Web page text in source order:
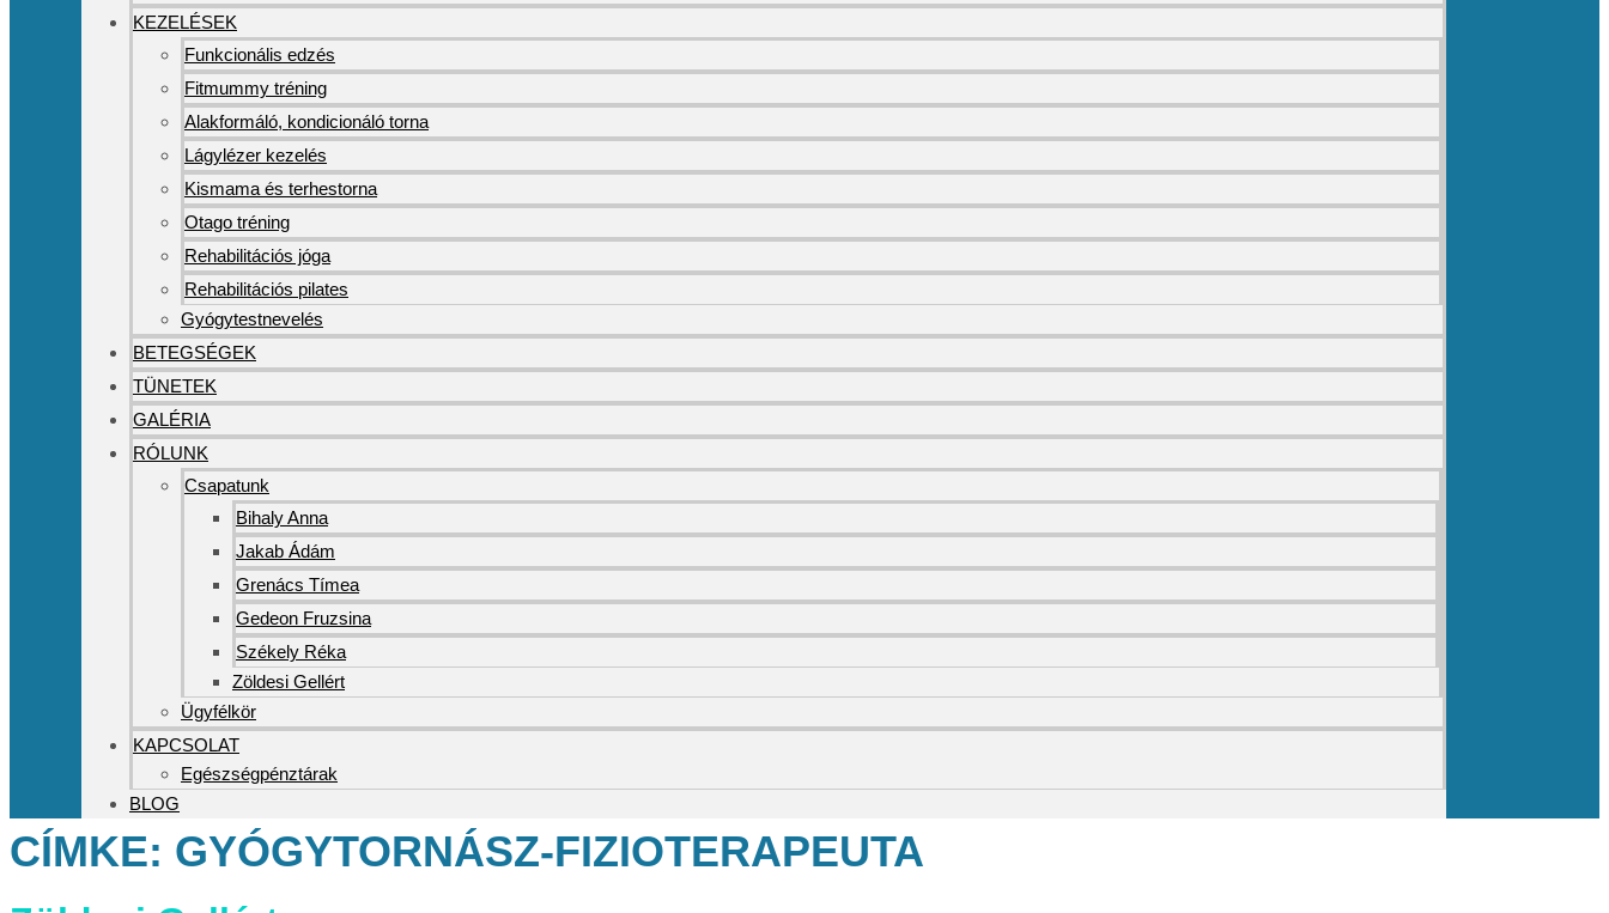
KEZELÉSEK
Funkcionális edzés
Fitmummy tréning
Alakformáló, kondicionáló torna
Lágylézer kezelés
Kismama és terhestorna
Otago tréning
Rehabilitációs jóga
Rehabilitációs pilates
Gyógytestnevelés
BETEGSÉGEK
TÜNETEK
GALÉRIA
RÓLUNK
Csapatunk
Bihaly Anna
Jakab Ádám
Grenács Tímea
Gedeon Fruzsina
Székely Réka
Zöldesi Gellért
Ügyfélkör
KAPCSOLAT
Egészségpénztárak
BLOG
CÍMKE: GYÓGYTORNÁSZ-FIZIOTERAPEUTA